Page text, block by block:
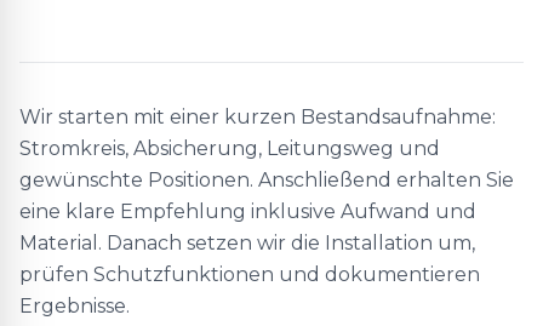
Wir starten mit einer kurzen Bestandsaufnahme:
Stromkreis, Absicherung, Leitungsweg und
gewünschte Positionen. Anschließend erhalten Sie
eine klare Empfehlung inklusive Aufwand und
Material. Danach setzen wir die Installation um,
prüfen Schutzfunktionen und dokumentieren
Ergebnisse.